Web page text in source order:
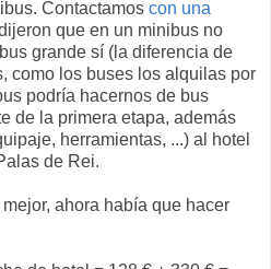
Contactamos con una
que en un minibus no
grande sí (la diferencia de
como los buses los alquilas por
podría hacernos de bus
de la primera etapa, además
herramientas, ...) al hotel
de Rei.
ahora había que hacer